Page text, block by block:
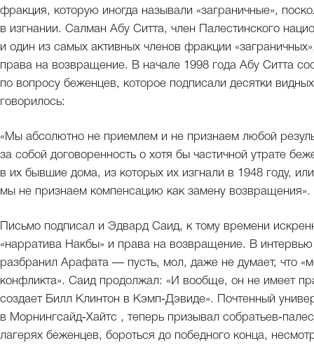
фракция, которую иногда называли «заграничные»,
в изгнании. Салман Абу Ситта, член Палестинского
и один из самых активных членов фракции
права на возвращение. В начале 1998 года Абу Ситта
по вопросу беженцев, которое подписали десятки
говорилось:
«Мы абсолютно не приемлем и не признаем любой
за собой договоренность о хотя бы частичной утрате
в их бывшие дома, из которых их изгнали в 1948 году,
мы не признаем компенсацию как замену возвращения».
Письмо подписал и Эдвард Саид, к тому времени
«нарратива Накбы» и права на возвращение. В
разбранил Арафата — пусть, мол, даже не думает, что
конфликта». Саид продолжал: «И вообще, он не имеет
создает Билл Клинтон в Кэмп‑Дэвиде». Почтенный
в Морнингсайд‑Хайтс , теперь призывал
лагерях беженцев, бороться до победного конца,